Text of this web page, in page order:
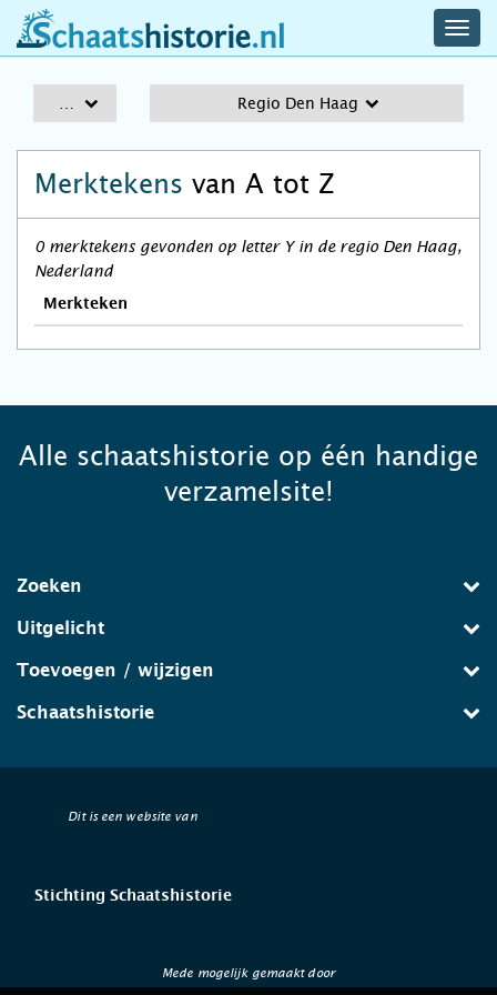
schaatshistorie.nl
Regio Den Haag
Merktekens van A tot Z
0 merktekens gevonden op letter Y in de regio Den Haag,
Nederland
Merkteken
Alle schaatshistorie op één handige
verzamelsite!
Zoeken
Uitgelicht
Toevoegen / wijzigen
Schaatshistorie
Dit is een website van
Stichting Schaatshistorie
Mede mogelijk gemaakt door